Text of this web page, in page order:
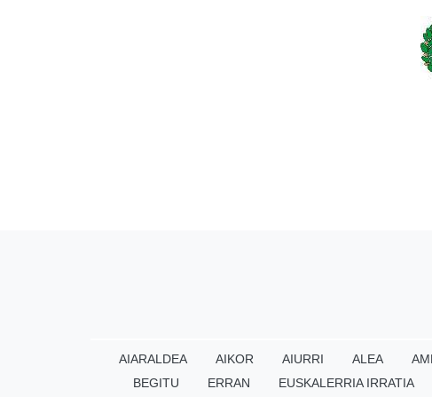
AIARALDEA AIKOR AIURRI ALEA
BEGITU
ERRAN EUSKALERRIA IRRATIA